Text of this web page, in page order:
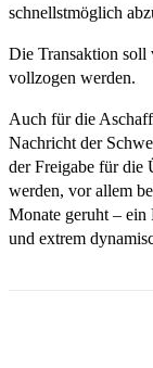
schnellstmöglich
Die Transaktion soll
vollzogen werden.
Auch für die
Nachricht der
der Freigabe für die
werden, vor allem
Monate geruht –
und extrem